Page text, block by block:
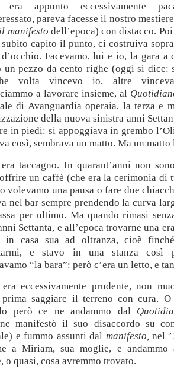
era appunto eccessivamente
pareva facesse il nostro
il manifesto dell’epoca) con distacco.
subito capito il punto, ci costruiva
Facevamo, lui e io, la gara a
un pezzo da cento righe (oggi si dice:
volta vincevo io, altre
a lavorare insieme, al
di Avanguardia operaia, la terza e
della nuova sinistra anni
in piedi: si appoggiava in grembo
così, sembrava un matto. Ma un
taccagno. In quarant’anni non
un caffè (che era la cerimonia di
volevamo una pausa o fare due
nel bar sempre prendendo la curva
per ultimo. Ma quando rimasi
Settanta, e all’epoca trovarne una
in casa sua ad oltranza, cioè
e stavo in una stanza così
“la bara”: però c’era un letto, e
eccessivamente prudente, non
prima saggiare il terreno con cura. O
però ce ne andammo dal
manifestò il suo disaccordo su
e fummo assunti dal manifesto, nel
a Miriam, sua moglie, e andammo
o quasi, cosa avremmo trovato.